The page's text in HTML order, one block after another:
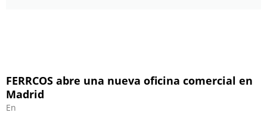
FERRCOS abre una nueva oficina comercial en
Madrid
En